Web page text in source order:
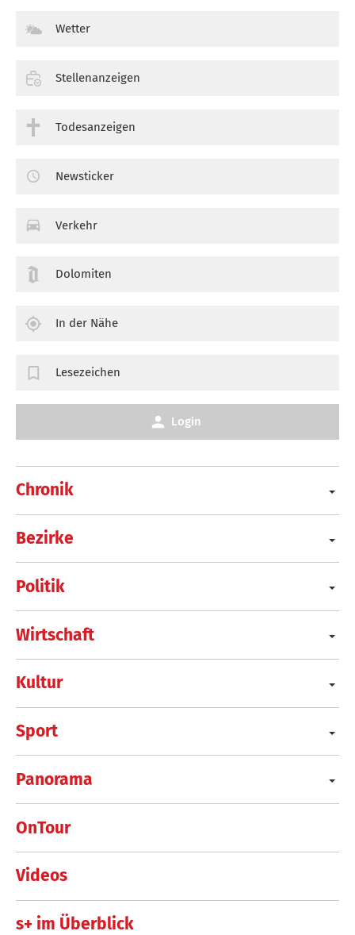
Chronik
Bezirke
Politik
Wirtschaft
Kultur
Sport
Panorama
OnTour
Videos
s+ im Überblick
Wetter
Stellenanzeigen
Todesanzeigen
Newsticker
Verkehr
Dolomiten
In der Nähe
Lesezeichen
Login